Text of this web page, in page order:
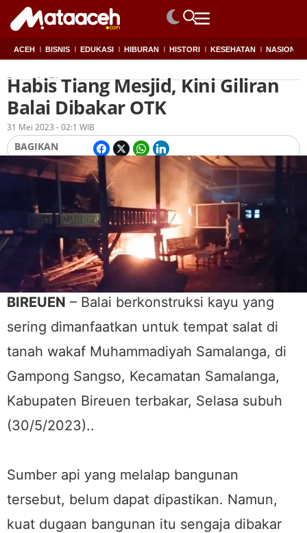
ACEH BISNIS EDUKASI HIBURAN HISTORI KESEHATAN NASIONAL
Beranda Birueun
Habis Tiang Mesjid, Kini Giliran
Balai Dibakar OTK
OlehRedaksi
31 Mei 2023 - 02:1 WIB
BAGIKAN
BIREUEN – Balai berkonstruksi kayu yang
sering dimanfaatkan untuk tempat salat di
tanah wakaf Muhammadiyah Samalanga, di
Gampong Sangso, Kecamatan Samalanga,
Kabupaten Bireuen terbakar, Selasa subuh
(30/5/2023)..
Sumber api yang melalap bangunan
tersebut, belum dapat dipastikan. Namun,
kuat dugaan bangunan itu sengaja dibakar